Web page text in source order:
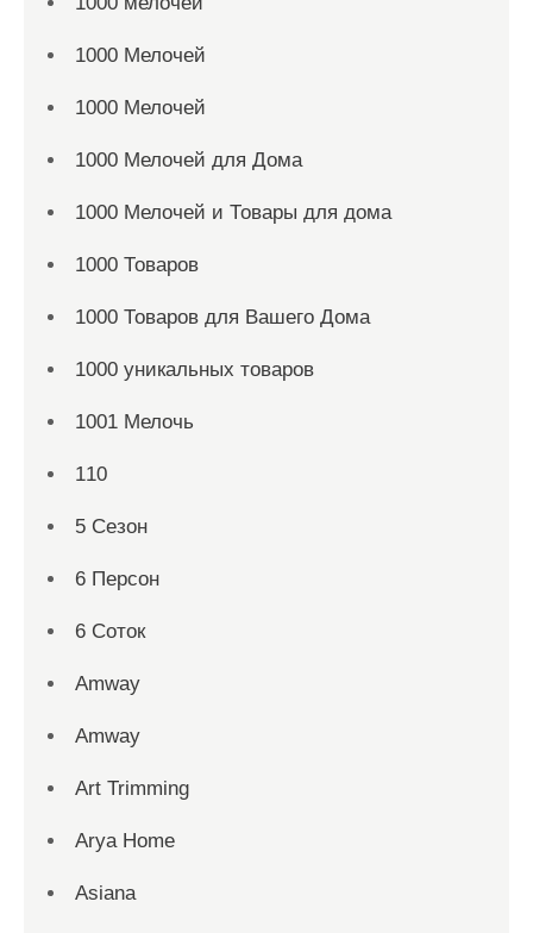
1000 Мелочей
1000 Мелочей
1000 Мелочей для Дома
1000 Мелочей и Товары для дома
1000 Товаров
1000 Товаров для Вашего Дома
1000 уникальных товаров
1001 Мелочь
110
5 Сезон
6 Персон
6 Соток
Amway
Amway
Art Trimming
Arya Home
Asiana